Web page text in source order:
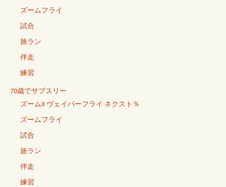
ズームフライ
試合
旅ラン
伴走
練習
70歳でサブスリー
ズームX ヴェイパーフライ ネクスト％
ズームフライ
試合
旅ラン
伴走
練習